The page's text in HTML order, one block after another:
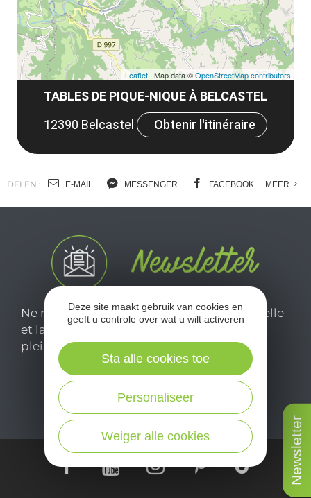
Newsletter
TABLES DE PIQUE-NIQUE À BELCASTEL
12390 Belcastel
Obtenir l'itinéraire
Leaflet | Map data ©OpenStreetMap contributors
DELEN : E-MAIL MESSENGER FACEBOOK MEER
Ne manquez pas notre newsletter mensuelle
et laissez-vous inspirer pour profiter
pleinement de votre séjour en Aveyron.
Je m'abonne ici
Deze site maakt gebruik van cookies en
geeft u controle over wat u wilt activeren
Weiger alle cookies
Personaliseer
Sta alle cookies toe